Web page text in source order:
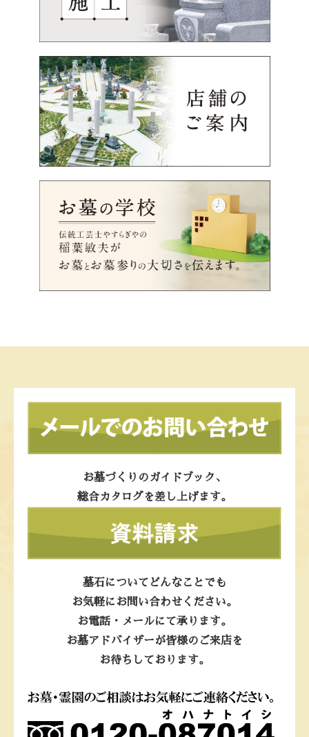
お墓づくりのガイドブック、
総合カタログを差し上げます。
墓石についてどんなことでも
お気軽にお問い合わせください。
お電話・メールにて承ります。
お墓アドバイザーが皆様のご来店を
お待ちしております。